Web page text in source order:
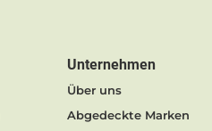
Unternehmen
Über uns
Abgedeckte Marken